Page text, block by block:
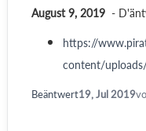
August 9, 2019 -
https://
content/
Beäntwert19, Jul 2019